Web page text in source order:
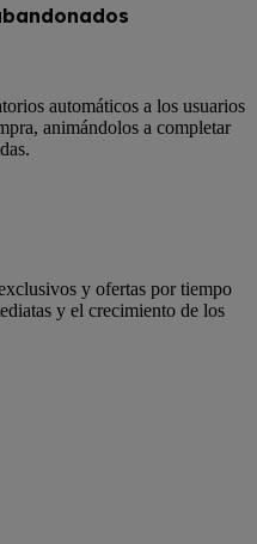
automáticos a los usuarios
animándolos a completar
y ofertas por tiempo
y el crecimiento de los